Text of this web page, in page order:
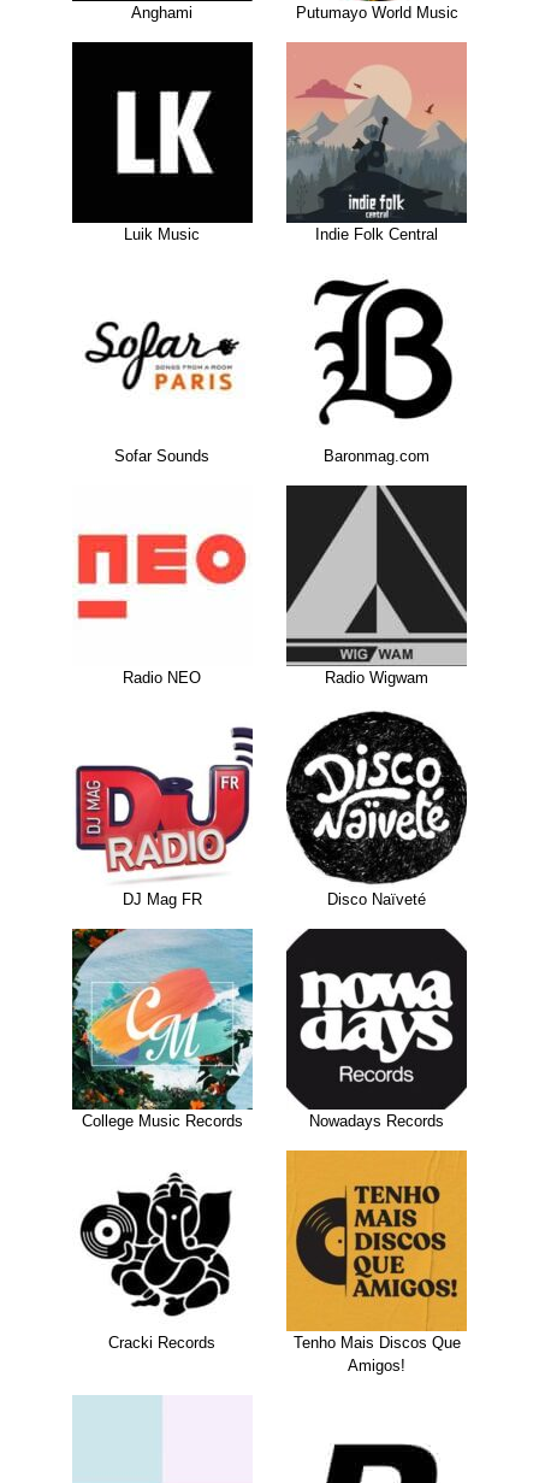
Anghami Putumayo World Music
Luik Music Indie Folk Central
Sofar Sounds Baronmag.com
Radio NEO Radio Wigwam
DJ Mag FR Disco Naïveté
College Music Records Nowadays Records
Cracki Records
Tenho Mais Discos Que
Amigos!